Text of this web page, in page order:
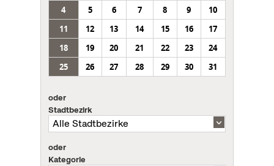
4
5 6 7 8 9
10
11
12 13 14 15 16
17
18
19 20 21 22 23
24
25
26 27 28 29 30 31
oder
Stadtbezirk
oder
Kategorie